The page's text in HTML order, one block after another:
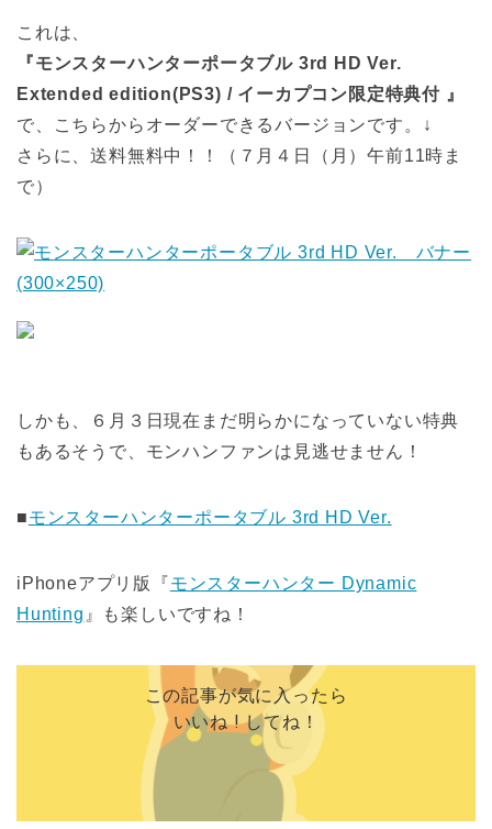
これは、
『モンスターハンターポータブル 3rd HD Ver.
Extended edition(PS3) / イーカプコン限定特典付 』
で、こちらからオーダーできるバージョンです。↓
さらに、送料無料中！！（７月４日（月）午前11時ま
で）
しかも、６月３日現在まだ明らかになっていない特典
もあるそうで、モンハンファンは見逃せません！
■モンスターハンターポータブル 3rd HD Ver.
iPhoneアプリ版『モンスターハンター Dynamic
Hunting 』も楽しいですね！
この記事が気に入ったら
いいね ! してね！